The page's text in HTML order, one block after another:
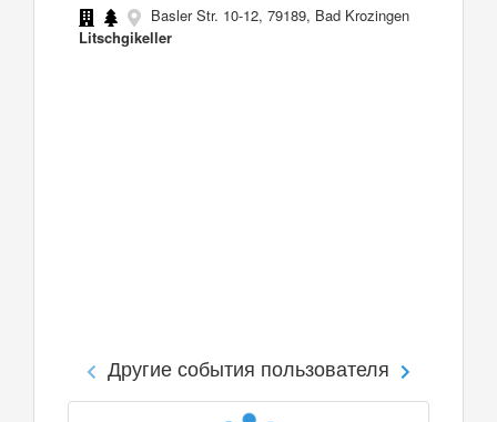
Basler Str. 10-12, 79189, Bad Krozingen
Litschgikeller
Другие события пользователя